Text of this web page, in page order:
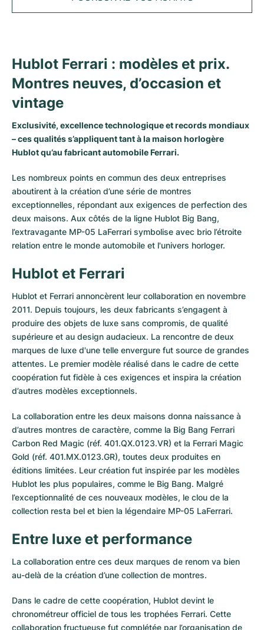
Date
Datejust
Day-Date
Explorer II
GMT-Master
Milgauss
Oyster Perpetual
Yacht-Master
Yacht-Master II
Sea-Dweller
Sky-Dweller
Submariner
Aqua Terra
De Ville
Constellation
Speedmaster
Montres pour femmes
Complications
Aquanaut
Grand Complications
Calatrava
Gondolo
Golden Ellipse
Montres pour femmes
Royal Oak
Royal Oak Offshore
Jules Audemars
Millenary
Santos
Ballon Bleu
Clé
Panthère
Calibre
Ronde
Rotonde
Crash
Pasha
Tortue
Baignoire
Ballon Blanc
Roadster
Montres d'occasion
Superocean
Premier
Avenger
Professional
Bentley
Transocean
Cockpit
Chronospace
Super Avenger
Galactic
Montbrillant
Montres d'occasion
Modèles les plus vendus
Black Bay
Montres d'occasion
Montres Femme
Tous les modèles TAG Heuer
Modèles les plus vendus
Carrera
Monaco
Formula 1
Grand Carrera
Montres d'occasion
Montres pour femmes
IWC
Tous les modèles IWC
Modèles les plus vendus
Big Pilot
Pilot's Watch
Portofino
Portugieser
Da Vinci
Aquatimer
Spitfire
GST
Vintage
Montres d'occasion
Hublot
Tous les modèles Hublot
Modèles les plus vendus
Big Bang
Spirit of Big Bang
King Power
Montres d'occasion
Toutes les marques de montres de luxe
Montres d'occasion
Montres homme
Montres femme
Tous les bracelets
Hublot Ferrari : modèles et prix.
Montres neuves, d’occasion et
vintage
Exclusivité, excellence technologique et records mondiaux
– ces qualités s’appliquent tant à la maison horlogère
Hublot qu’au fabricant automobile Ferrari.
Les nombreux points en commun des deux entreprises
aboutirent à la création d’une série de montres
exceptionnelles, répondant aux exigences de perfection des
deux maisons. Aux côtés de la ligne Hublot Big Bang,
l’extravagante MP-05 LaFerrari symbolise avec brio l’étroite
relation entre le monde automobile et l'univers horloger.
Hublot et Ferrari
Hublot et Ferrari annoncèrent leur collaboration en novembre
2011. Depuis toujours, les deux fabricants s’engagent à
produire des objets de luxe sans compromis, de qualité
supérieure et au design audacieux. La rencontre de deux
marques de luxe d'une telle envergure fut source de grandes
attentes. Le premier modèle réalisé dans le cadre de cette
coopération fut fidèle à ces exigences et inspira la création
d’autres modèles exceptionnels.
La collaboration entre les deux maisons donna naissance à
d’autres montres de caractère, comme la Big Bang Ferrari
Carbon Red Magic (réf. 401.QX.0123.VR) et la Ferrari Magic
Gold (réf. 401.MX.0123.GR), toutes deux produites en
éditions limitées. Leur création fut inspirée par les modèles
Hublot les plus populaires, comme le Big Bang. Malgré
l’exceptionnalité de ces nouveaux modèles, le clou de la
collection resta bel et bien la légendaire MP-05 LaFerrari.
Entre luxe et performance
La collaboration entre ces deux marques de renom va bien
au-delà de la création d’une collection de montres.
Dans le cadre de cette coopération, Hublot devint le
chronométreur officiel de tous les trophées Ferrari. Cette
collaboration fructueuse fut complétée par l’organisation de